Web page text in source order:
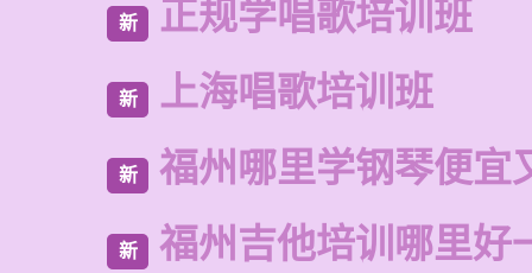
新 正规学唱歌培训班
新 上海唱歌培训班
新 福州哪里学钢琴便宜
新 福州吉他培训哪里好